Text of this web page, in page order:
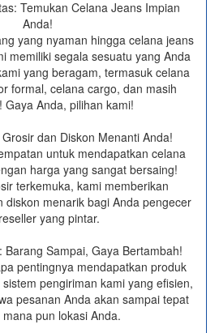
Temukan Celana Jeans Impian
Anda!
yang nyaman hingga celana jeans
memiliki segala sesuatu yang Anda
yang beragam, termasuk celana
formal, celana cargo, dan masih
Gaya Anda, pilihan kami!
dan Diskon Menanti Anda!
untuk mendapatkan celana
harga yang sangat bersaing!
terkemuka, kami memberikan
diskon menarik bagi Anda pengecer
yang pintar.
Barang Sampai, Gaya Bertambah!
pentingnya mendapatkan produk
pengiriman kami yang efisien,
pesanan Anda akan sampai tepat
pun lokasi Anda.